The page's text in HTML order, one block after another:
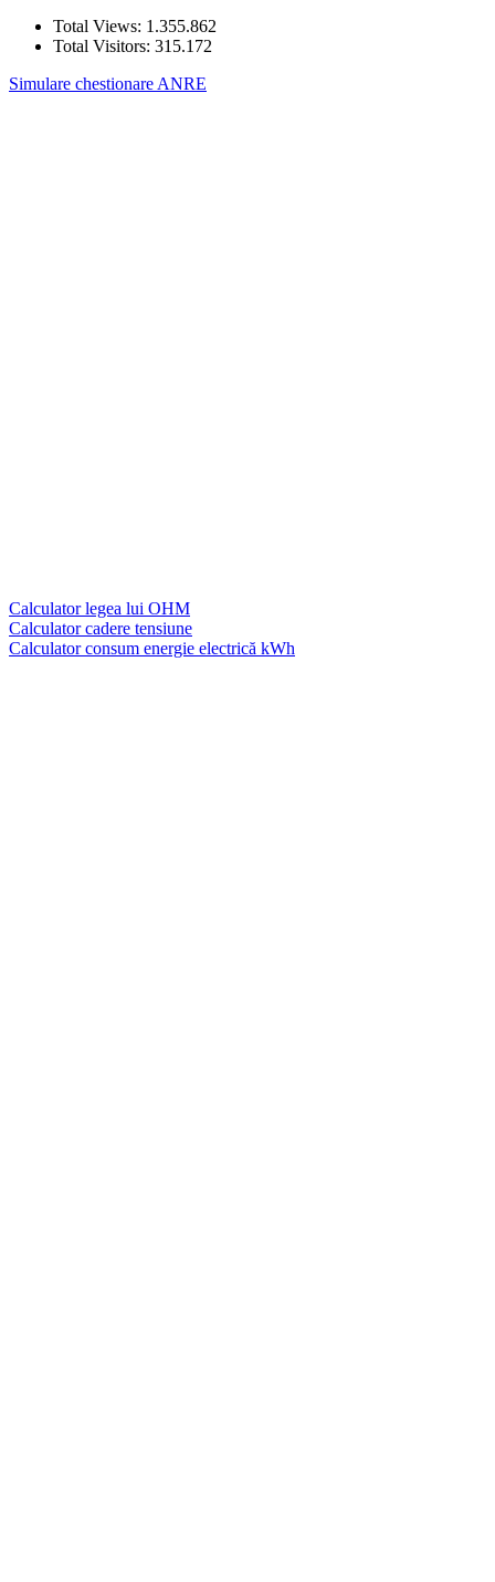
Total Views: 1.355.862
Total Visitors: 315.172
Simulare chestionare ANRE
Calculator legea lui OHM
Calculator cadere tensiune
Calculator consum energie electrică kWh